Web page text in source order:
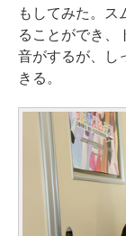
もしてみた。ス
ることができ、
音がするが、し
きる。